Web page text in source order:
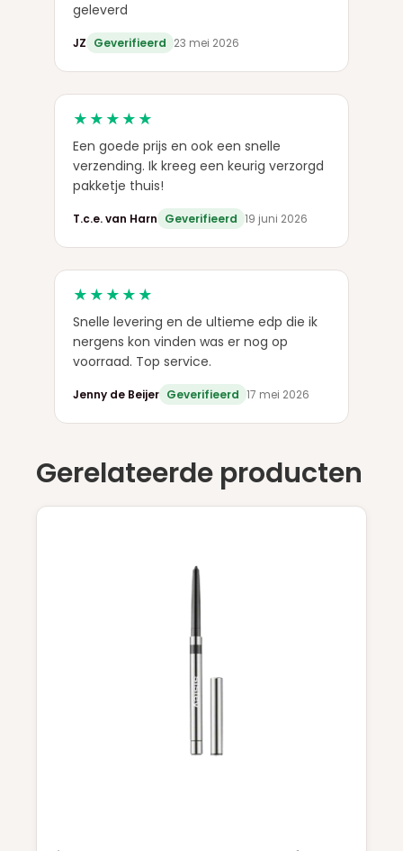
geleverd
JZ Geverifieerd 23 mei 2026
★★★★★
Een goede prijs en ook een snelle
verzending. Ik kreeg een keurig verzorgd
pakketje thuis!
T.c.e. van Harn Geverifieerd 19 juni 2026
★★★★★
Snelle levering en de ultieme edp die ik
nergens kon vinden was er nog op
voorraad. Top service.
Jenny de Beijer Geverifieerd 17 mei 2026
Gerelateerde producten